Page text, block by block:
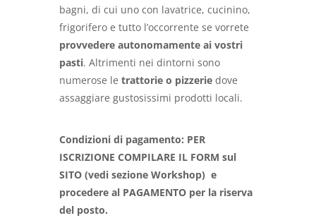
bagni, di cui uno con lavatrice, cucinino,
frigorifero e tutto l’occorrente se vorrete
provvedere autonomamente ai vostri
pasti. Altrimenti nei dintorni sono
numerose le trattorie o pizzerie dove
assaggiare gustosissimi prodotti locali.
Condizioni di pagamento: PER
ISCRIZIONE COMPILARE IL FORM sul
SITO (vedi sezione Workshop) e
procedere al PAGAMENTO per la riserva
del posto.